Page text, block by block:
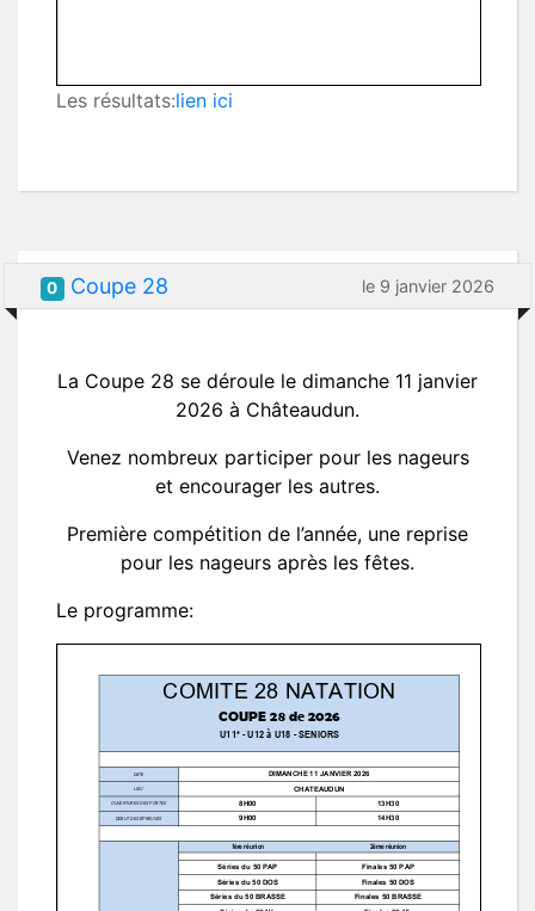
Les résultats:lien ici
0 Coupe 28 le 9 janvier 2026
La Coupe 28 se déroule le dimanche 11 janvier
2026 à Châteaudun.
Venez nombreux participer pour les nageurs
et encourager les autres.
Première compétition de l’année, une reprise
pour les nageurs après les fêtes.
Le programme: